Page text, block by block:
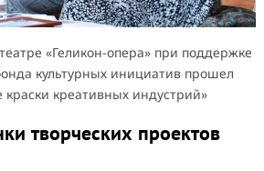
«Геликон-опера» при поддержке
культурных инициатив прошел
креативных индустрий»
творческих проектов